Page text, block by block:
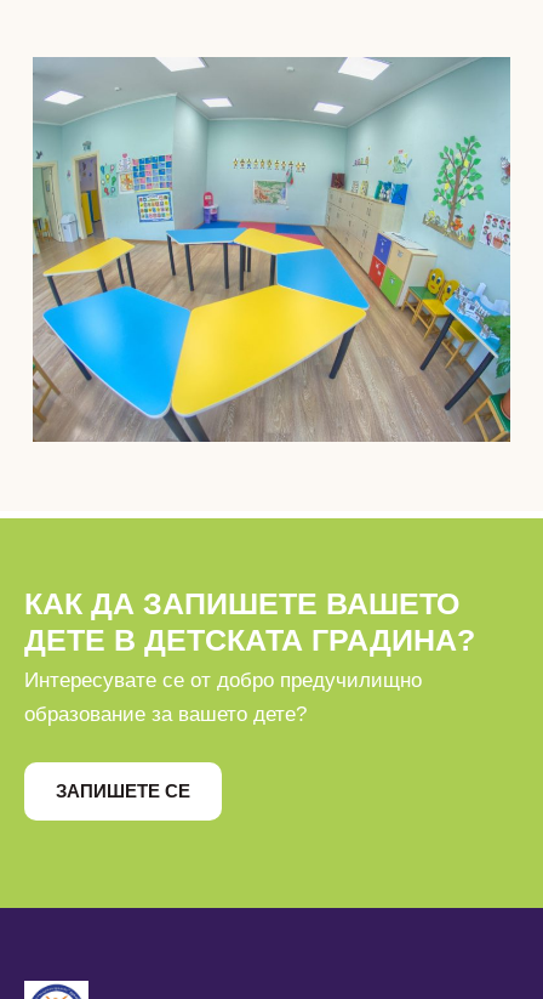
КАК ДА ЗАПИШЕТЕ ВАШЕТО
ДЕТЕ В ДЕТСКАТА ГРАДИНА?
Интересувате се от добро предучилищно
образование за вашето дете?
ЗАПИШЕТЕ СЕ